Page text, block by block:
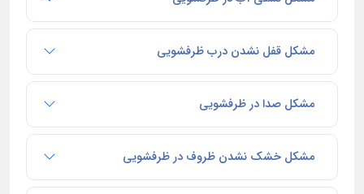
مشکل قفل نشدن درب ظرفشویی
مشکل صدا در ظرفشویی
مشکل خشک نشدن ظروف در ظرفشویی